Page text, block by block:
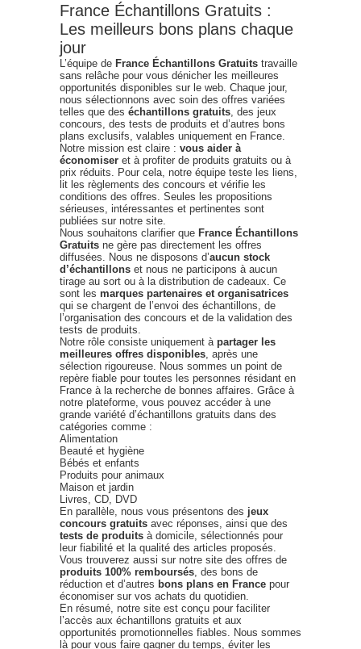
France Échantillons Gratuits :
Les meilleurs bons plans chaque
jour
L’équipe de France Échantillons Gratuits travaille
sans relâche pour vous dénicher les meilleures
opportunités disponibles sur le web. Chaque jour,
nous sélectionnons avec soin des offres variées
telles que des échantillons gratuits , des jeux
concours, des tests de produits et d’autres bons
plans exclusifs, valables uniquement en France.
Notre mission est claire : vous aider à
économiser et à profiter de produits gratuits ou à
prix réduits. Pour cela, notre équipe teste les liens,
lit les règlements des concours et vérifie les
conditions des offres. Seules les propositions
sérieuses, intéressantes et pertinentes sont
publiées sur notre site.
Nous souhaitons clarifier que France Échantillons
Gratuits ne gère pas directement les offres
diffusées. Nous ne disposons d’aucun stock
d’échantillons et nous ne participons à aucun
tirage au sort ou à la distribution de cadeaux. Ce
sont les marques partenaires et organisatrices
qui se chargent de l’envoi des échantillons, de
l’organisation des concours et de la validation des
tests de produits.
Notre rôle consiste uniquement à partager les
meilleures offres disponibles , après une
sélection rigoureuse. Nous sommes un point de
repère fiable pour toutes les personnes résidant en
France à la recherche de bonnes affaires. Grâce à
notre plateforme, vous pouvez accéder à une
grande variété d’échantillons gratuits dans des
catégories comme :
Alimentation
Beauté et hygiène
Bébés et enfants
Produits pour animaux
Maison et jardin
Livres, CD, DVD
En parallèle, nous vous présentons des jeux
concours gratuits avec réponses, ainsi que des
tests de produits à domicile, sélectionnés pour
leur fiabilité et la qualité des articles proposés.
Vous trouverez aussi sur notre site des offres de
produits 100% remboursés , des bons de
réduction et d’autres bons plans en France pour
économiser sur vos achats du quotidien.
En résumé, notre site est conçu pour faciliter
l’accès aux échantillons gratuits et aux
opportunités promotionnelles fiables. Nous sommes
là pour vous faire gagner du temps, éviter les